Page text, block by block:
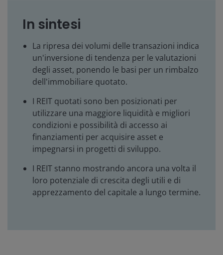
In sintesi
La ripresa dei volumi delle transazioni indica
un'inversione di tendenza per le valutazioni
degli asset, ponendo le basi per un rimbalzo
dell'immobiliare quotato.
I REIT quotati sono ben posizionati per
utilizzare una maggiore liquidità e migliori
condizioni e possibilità di accesso ai
finanziamenti per acquisire asset e
impegnarsi in progetti di sviluppo.
I REIT stanno mostrando ancora una volta il
loro potenziale di crescita degli utili e di
apprezzamento del capitale a lungo termine.